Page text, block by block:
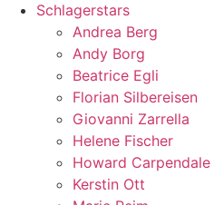
Schlagerstars
Andrea Berg
Andy Borg
Beatrice Egli
Florian Silbereisen
Giovanni Zarrella
Helene Fischer
Howard Carpendale
Kerstin Ott